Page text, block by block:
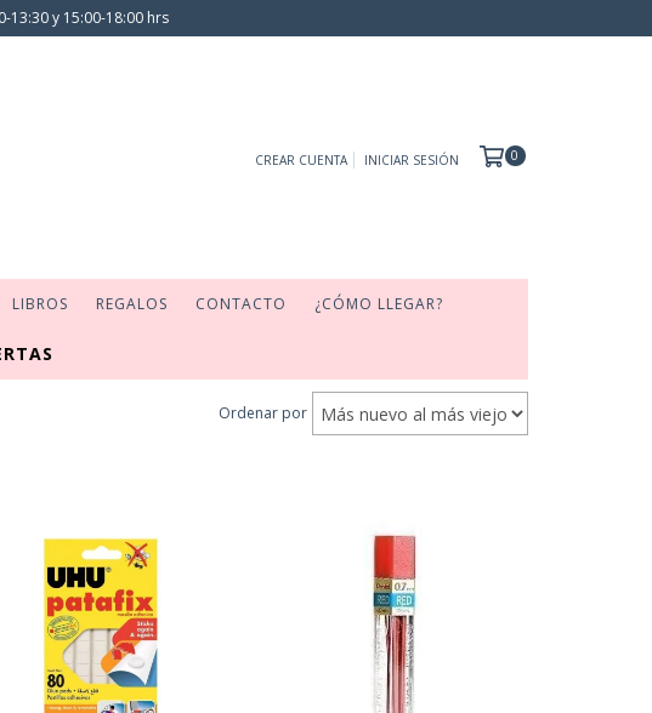
13:30 y 15:00-18:00 hrs
CREAR CUENTA INICIAR SESIÓN 0
LIBROS REGALOS CONTACTO ¿CÓMO LLEGAR?
Ordenar por